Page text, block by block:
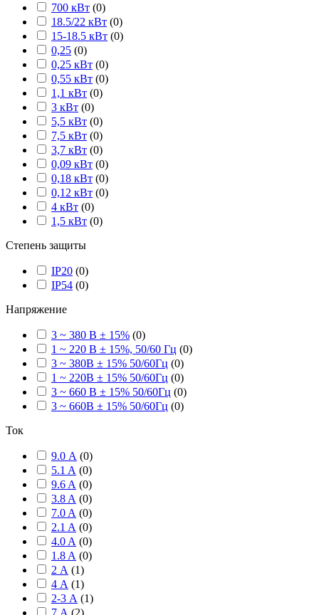
700 кВт (0)
18.5/22 кВт (0)
15-18.5 кВт (0)
0,25 (0)
0,25 кВт (0)
0,55 кВт (0)
1,1 кВт (0)
3 кВт (0)
5,5 кВт (0)
7,5 кВт (0)
3,7 кВт (0)
0,09 кВт (0)
0,18 кВт (0)
0,12 кВт (0)
4 кВт (0)
1,5 кВт (0)
Степень защиты
IP20 (0)
IP54 (0)
Напряжение
3 ~ 380 В ± 15% (0)
1 ~ 220 В ± 15%, 50/60 Гц (0)
3 ~ 380В ± 15% 50/60Гц (0)
1 ~ 220В ± 15% 50/60Гц (0)
3 ~ 660 В ± 15% 50/60Гц (0)
3 ~ 660В ± 15% 50/60Гц (0)
Ток
9.0 А (0)
5.1 A (0)
9.6 A (0)
3.8 A (0)
7.0 A (0)
2.1 A (0)
4.0 A (0)
1.8 A (0)
2 А (1)
4 А (1)
2-3 А (1)
7 А (2)